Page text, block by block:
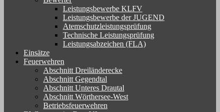
Leistungsbewerbe KLFV
Leistungsbewerbe der JUGEND
Atemschutzleistungsprüfung
Technische Leistungsprüfung
Leistungsabzeichen (FLA)
Einsätze
Feuerwehren
Abschnitt Dreiländerecke
Abschnitt Gegendtal
Abschnitt Unteres Drautal
Abschnitt Wörthersee-West
Betriebsfeuerwehren